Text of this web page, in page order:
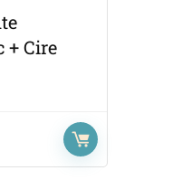
+ Cire